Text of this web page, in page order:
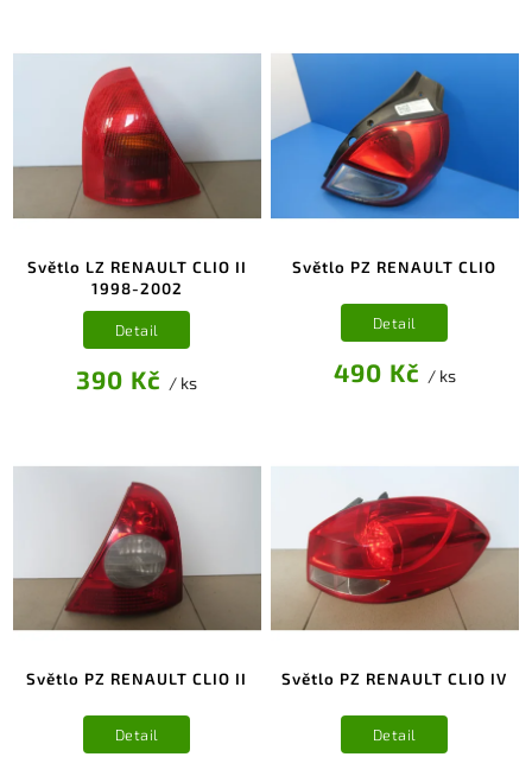
Světlo LZ RENAULT CLIO II
1998-2002
390 Kč / ks
Detail
Světlo PZ RENAULT CLIO
490 Kč / ks
Detail
Světlo PZ RENAULT CLIO II
Detail
Světlo PZ RENAULT CLIO IV
Detail